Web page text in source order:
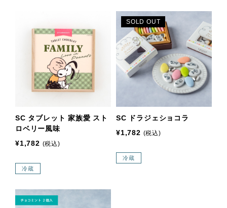
SC タブレット 家族愛 スト
ロベリー風味
¥1,782 (税込)
冷蔵
SOLD OUT
SC ドラジェショコラ
¥1,782 (税込)
冷蔵